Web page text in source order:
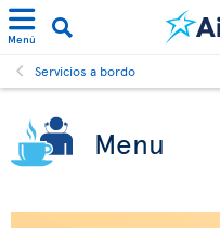
Menú
Servicios a bordo
Menu